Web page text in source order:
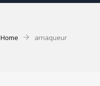
Home arnaqueur